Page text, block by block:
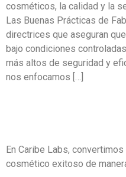
cosméticos, la calidad y la
Las Buenas Prácticas de
directrices que aseguran
bajo condiciones
más altos de seguridad y
nos enfocamos […]
En Caribe Labs,
cosmético exitoso de